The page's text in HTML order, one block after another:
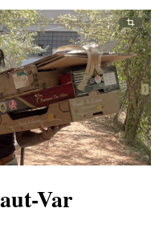
Var